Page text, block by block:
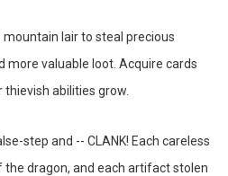
lair to steal precious
more valuable loot. Acquire cards
abilities grow.
step and -- CLANK! Each careless
dragon, and each artifact stolen